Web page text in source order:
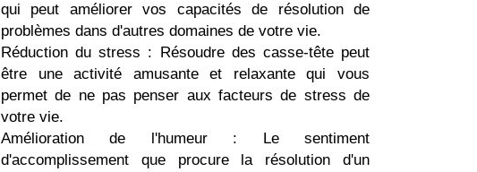
qui peut améliorer vos capacités de résolution de
problèmes dans d'autres domaines de votre vie.
Réduction du stress : Résoudre des casse-tête peut
être une activité amusante et relaxante qui vous
permet de ne pas penser aux facteurs de stress de
votre vie.
Amélioration de l'humeur : Le sentiment
d'accomplissement que procure la résolution d'un